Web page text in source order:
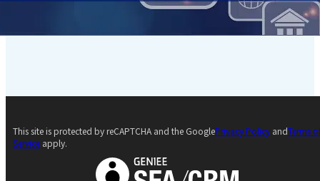
This site is protected by reCAPTCHA and the GooglePrivacy Policy andTerms
Service apply.